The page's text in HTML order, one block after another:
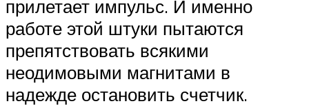
прилетает импульс. И именно
работе этой штуки пытаются
препятствовать всякими
неодимовыми магнитами в
надежде остановить счетчик.